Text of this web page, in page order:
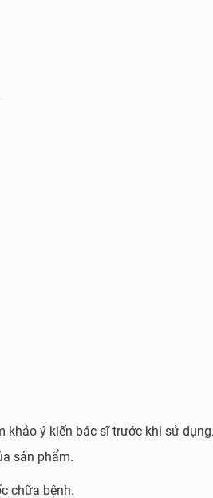
các tình trạng bệnh như:
giúp làm giảm các gốc tự do
nhiên trong cơ tim, là một trong
khảo ý kiến bác sĩ trước khi sử dụng.
sản phẩm.
chữa bệnh.